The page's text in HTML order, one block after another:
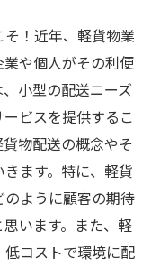
！近年、軽貨物業
や個人がその利便
小型の配送ニーズ
ビスを提供するこ
物配送の概念やそ
ます。特に、軽貨
ように顧客の期待
います。また、軽
コストで環境に配